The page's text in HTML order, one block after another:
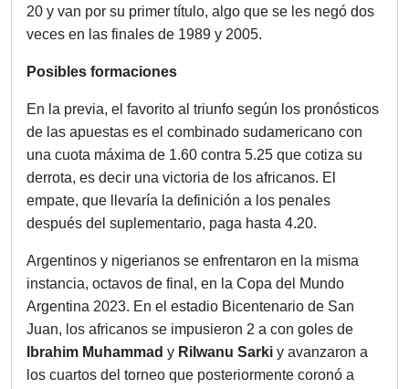
20 y van por su primer título, algo que se les negó dos
veces en las finales de 1989 y 2005.
Posibles formaciones
En la previa, el favorito al triunfo según los pronósticos
de las apuestas es el combinado sudamericano con
una cuota máxima de 1.60 contra 5.25 que cotiza su
derrota, es decir una victoria de los africanos. El
empate, que llevaría la definición a los penales
después del suplementario, paga hasta 4.20.
Argentinos y nigerianos se enfrentaron en la misma
instancia, octavos de final, en la Copa del Mundo
Argentina 2023. En el estadio Bicentenario de San
Juan, los africanos se impusieron 2 a con goles de
Ibrahim Muhammad y Rilwanu Sarki y avanzaron a
los cuartos del torneo que posteriormente coronó a